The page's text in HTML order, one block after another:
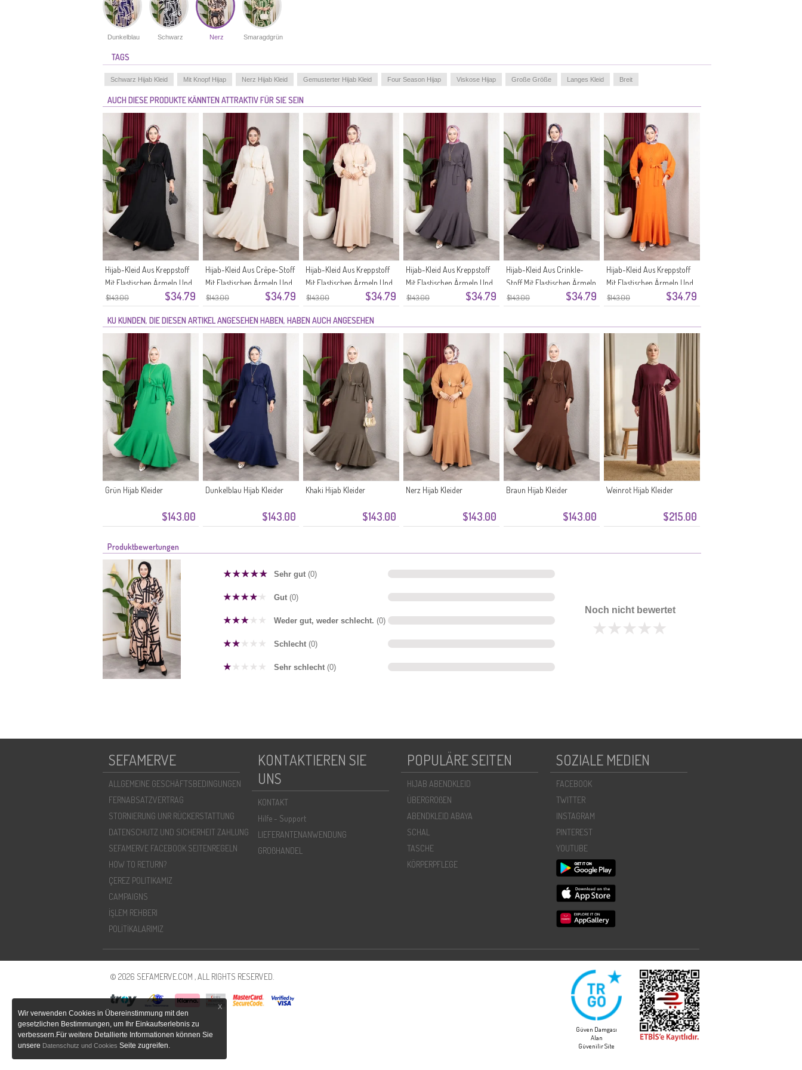
Dunkelblau Schwarz Nerz Smaragdgrün
TAGS
Schwarz Hijab Kleid Mit Knopf Hijap Nerz Hijab Kleid Gemusterter Hijab Kleid Four Season Hijap Viskose Hijap Große Größe Langes Kleid Breit
AUCH DIESE PRODUKTE KÄNNTEN ATTRAKTIV FÜR SIE SEIN
$143.00 $34.79
Hijab-Kleid Aus Kreppstoff
Mit Elastischen Ärmeln Und
Gürtel Farbe: Schwarz
Modell 0911-11
$143.00 $34.79
Hijab-Kleid Aus Crêpe-Stoff
Mit Elastischen Ärmeln Und
Gürtel Farbe: Ecru Modell
0911-10
$143.00 $34.79
Hijab-Kleid Aus Kreppstoff
Mit Elastischen Ärmeln Und
Gürtel Beige (0911-09)
$143.00 $34.79
Hijab-Kleid Aus Kreppstoff
Mit Elastischen Ärmeln Und
Gürtel Farbe 0911-08
Anthrazit
$143.00 $34.79
Hijab-Kleid Aus Crinkle-
Stoff Mit Elastischen Ärmeln
Und Gürtel Farbe 0911-07
Pflaume
$143.00 $34.79
Hijab-Kleid Aus Kreppstoff
Mit Elastischen Ärmeln Und
Gürtel Farbe: Orange Modell
0911-06
KU KUNDEN, DIE DIESEN ARTIKEL ANGESEHEN HABEN, HABEN AUCH ANGESEHEN
$143.00
Grün Hijab Kleider
$143.00
Dunkelblau Hijab Kleider
$143.00
Khaki Hijab Kleider
$143.00
Nerz Hijab Kleider
$143.00
Braun Hijab Kleider
$215.00
Weinrot Hijab Kleider
Produktbewertungen
Sehr gut (0)
Gut (0)
Weder gut, weder schlecht. (0)
Schlecht (0)
Sehr schlecht (0)
Noch nicht bewertet
SEFAMERVE
ALLGEMEINE GESCHÄFTSBEDINGUNGEN
FERNABSATZVERTRAG
STORNIERUNG UNR RÜCKERSTATTUNG
DATENSCHUTZ UND SICHERHEIT ZAHLUNG
SEFAMERVE FACEBOOK SEITENREGELN
HOW TO RETURN?
ÇEREZ POLITIKAMIZ
CAMPAIGNS
İŞLEM REHBERI
POLİTİKALARIMIZ
KONTAKTIEREN SIE
UNS
KONTAKT
Hilfe - Support
LIEFERANTENANWENDUNG
GROßHANDEL
POPULÄRE SEITEN
HIJAB ABENDKLEID
ÜBERGROßEN
ABENDKLEID ABAYA
SCHAL
TASCHE
KÖRPERPFLEGE
SOZIALE MEDIEN
FACEBOOK
TWITTER
INSTAGRAM
PINTEREST
YOUTUBE
© 2026 SEFAMERVE.COM , ALL RIGHTS RESERVED.
Güven Damgası
Alan
Güvenilir Site
X
Wir verwenden Cookies in Übereinstimmung mit den
gesetzlichen Bestimmungen, um Ihr Einkaufserlebnis zu
verbessern.Für weitere Detallierte Informationen können Sie
unsere Datenschutz und Cookies Seite zugreifen.